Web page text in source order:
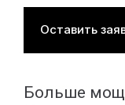
Оставить
Больше